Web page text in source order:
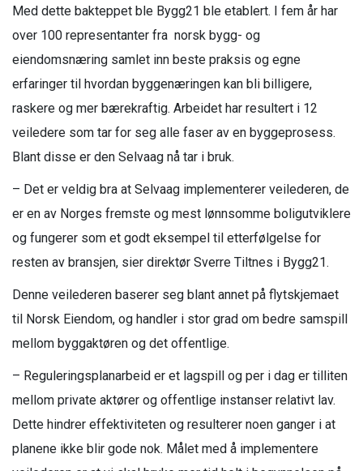
Med dette bakteppet ble Bygg21 ble etablert. I fem år har
over 100 representanter fra norsk bygg- og
eiendomsnæring samlet inn beste praksis og egne
erfaringer til hvordan byggenæringen kan bli billigere,
raskere og mer bærekraftig. Arbeidet har resultert i 12
veiledere som tar for seg alle faser av en byggeprosess.
Blant disse er den Selvaag nå tar i bruk.
– Det er veldig bra at Selvaag implementerer veilederen, de
er en av Norges fremste og mest lønnsomme boligutviklere
og fungerer som et godt eksempel til etterfølgelse for
resten av bransjen, sier direktør Sverre Tiltnes i Bygg21.
Denne veilederen baserer seg blant annet på flytskjemaet
til Norsk Eiendom, og handler i stor grad om bedre samspill
mellom byggaktøren og det offentlige.
– Reguleringsplanarbeid er et lagspill og per i dag er tilliten
mellom private aktører og offentlige instanser relativt lav.
Dette hindrer effektiviteten og resulterer noen ganger i at
planene ikke blir gode nok. Målet med å implementere